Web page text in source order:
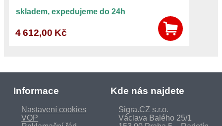
skladem, expedujeme do 24h
4 612,00 Kč
Informace
Nastavení cookies
VOP
Kde nás najdete
Sigra.CZ s.r.o.
Václava Balého 25/1